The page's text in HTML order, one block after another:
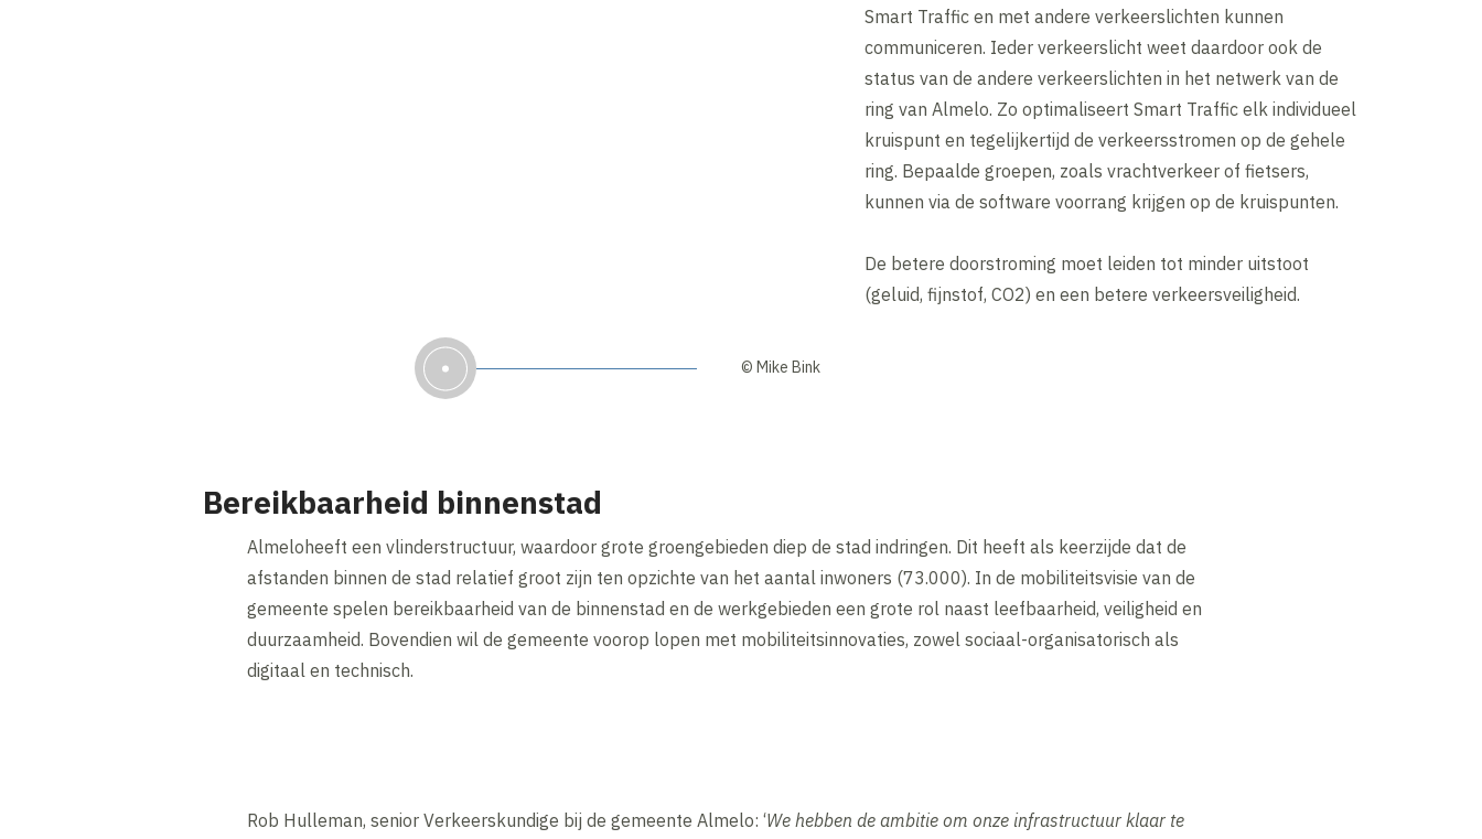
© Mike Bink
Smart Traffic en met andere verkeerslichten kunnen
communiceren. Ieder verkeerslicht weet daardoor ook de
status van de andere verkeerslichten in het netwerk van de
ring van Almelo. Zo optimaliseert Smart Traffic elk individueel
kruispunt en tegelijkertijd de verkeersstromen op de gehele
ring. Bepaalde groepen, zoals vrachtverkeer of fietsers,
kunnen via de software voorrang krijgen op de kruispunten.
De betere doorstroming moet leiden tot minder uitstoot
(geluid, fijnstof, CO2) en een betere verkeersveiligheid.
Bereikbaarheid binnenstad
Almeloheeft een vlinderstructuur, waardoor grote groengebieden diep de stad indringen. Dit heeft als keerzijde dat de
afstanden binnen de stad relatief groot zijn ten opzichte van het aantal inwoners (73.000). In de mobiliteitsvisie van de
gemeente spelen bereikbaarheid van de binnenstad en de werkgebieden een grote rol naast leefbaarheid, veiligheid en
duurzaamheid. Bovendien wil de gemeente voorop lopen met mobiliteitsinnovaties, zowel sociaal-organisatorisch als
digitaal en technisch.
Rob Hulleman, senior Verkeerskundige bij de gemeente Almelo: ‘We hebben de ambitie om onze infrastructuur klaar te